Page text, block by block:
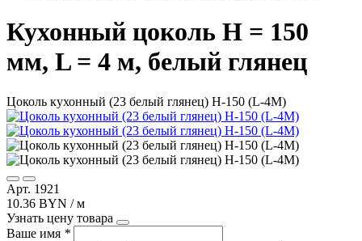
Кухонный цоколь H = 150
мм, L = 4 м, белый глянец
Цоколь кухонный (23 белый глянец) Н-150 (L-4М)
Арт. 1921
10.36 BYN / м
Узнать цену товара
Ваше имя *